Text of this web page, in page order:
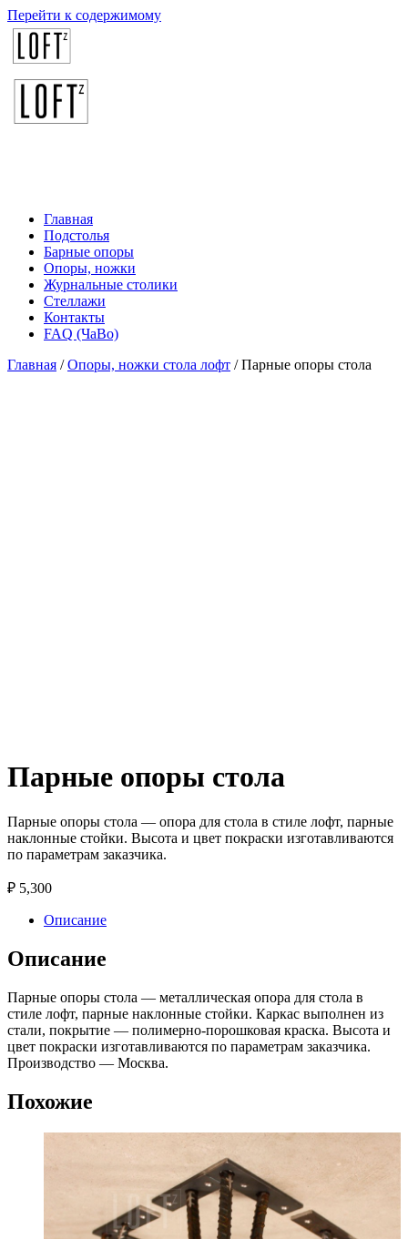
Перейти к содержимому
Главная
Подстолья
Барные опоры
Опоры, ножки
Журнальные столики
Стеллажи
Контакты
FAQ (ЧаВо)
Главная /Опоры, ножки стола лофт / Парные опоры стола
Парные опоры стола
Парные опоры стола — опора для стола в стиле лофт, парные
наклонные стойки. Высота и цвет покраски изготавливаются
по параметрам заказчика.
₽ 5,300
Описание
Описание
Парные опоры стола — металлическая опора для стола в
стиле лофт, парные наклонные стойки. Каркас выполнен из
стали, покрытие — полимерно-порошковая краска. Высота и
цвет покраски изготавливаются по параметрам заказчика.
Производство — Москва.
Похожие